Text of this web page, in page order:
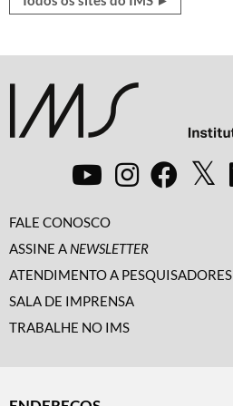
FALE CONOSCO
ASSINE A NEWSLETTER
ATENDIMENTO A PESQUISADORES
SALA DE IMPRENSA
TRABALHE NO IMS